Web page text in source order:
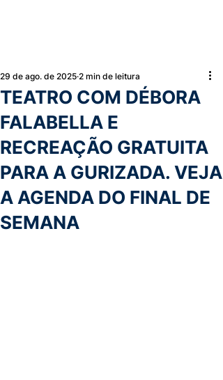
TEATRO COM DÉBORA
FALABELLA E
RECREAÇÃO GRATUITA
PARA A GURIZADA. VEJA
A AGENDA DO FINAL DE
SEMANA
29 de ago. de 2025 2 min de leitura